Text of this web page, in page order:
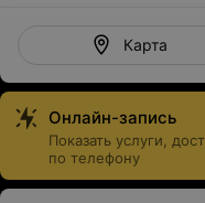
Карта
Онлайн-запись
Показать услуги,
по телефону